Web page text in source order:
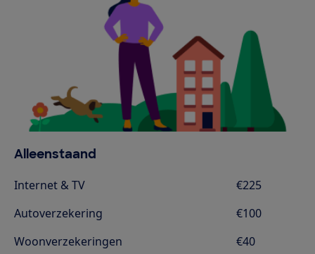
Alleenstaand
Internet & TV
€225
Autoverzekering
€100
Woonverzekeringen
€40